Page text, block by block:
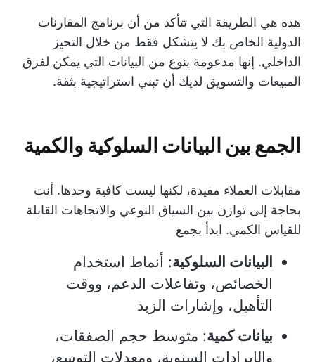
هذه هي الطريقة التي تتأكد من أن برنامج المقارنات
الدولية الخاص بك لا يتشكل فقط من خلال التحيز
الداخلي. إنها مدعومة بنوع من البيانات التي يمكن لفرق
المبيعات والتسويق لديك أن تبني استراتيجية بثقة.
الجمع بين البيانات السلوكية والكمية
مقابلات العملاء مفيدة، لكنها ليست كافية وحدها. أنت
بحاجة إلى توازن بين السياق النوعي والاتجاهات القابلة
للقياس الكمي. ابدأ بجمع
البيانات السلوكية: أنماط استخدام
الخصائص، وتفاعلات الدعم، ووقت
التأهيل، وإشارات الزبد
بيانات كمية: متوسط حجم الصفقات،
والإيرادات السنوية، ومعدلات التوسع،